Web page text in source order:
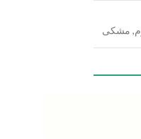
, مشکی